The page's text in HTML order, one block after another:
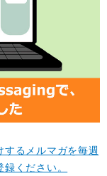
るメルマガを毎週
ください。